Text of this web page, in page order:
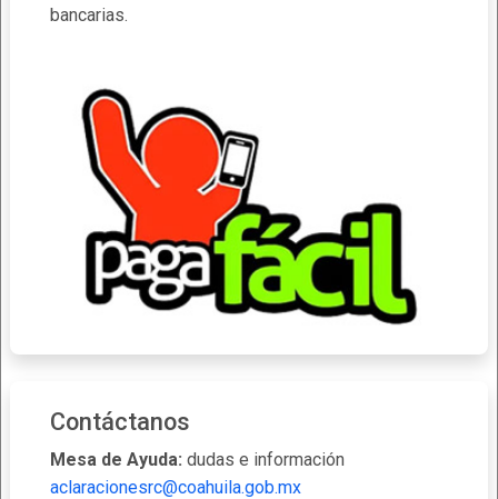
bancarias.
Contáctanos
Mesa de Ayuda: dudas e información
aclaracionesrc@coahuila.gob.mx